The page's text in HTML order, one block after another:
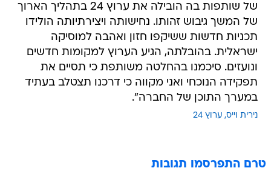
של שותפות בה הובילה את ערוץ 24 בתהליך הארוך
של המשך גיבוש זהותו. נחישותה ויצירתיותה הולידו
תכניות חדשות ששיקפו חזון ואהבה למוסיקה
ישראלית. בהובלתה, הגיע הערוץ למקומות חדשים
ונועזים. סיכמנו בהחלטה משותפת כי תסיים את
תפקידה הנוכחי ואני מקווה כי דרכנו תצטלב בעתיד
במערך התוכן של החברה".
נירית וייס ערוץ 24
טרם התפרסמו תגובות